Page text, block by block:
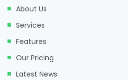
About Us
Services
Features
Our Pricing
Latest News